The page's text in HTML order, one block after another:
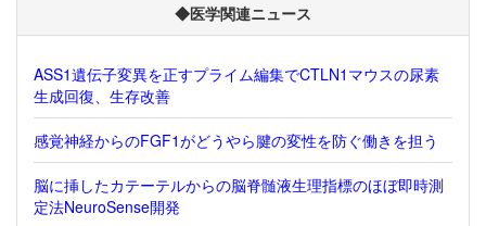
◆医学関連ニュース
ASS1遺伝子変異を正すプライム編集でCTLN1マウスの尿素
生成回復、生存改善
感覚神経からのFGF1がどうやら腱の変性を防ぐ働きを担う
脳に挿したカテーテルからの脳脊髄液生理指標のほぼ即時測
定法NeuroSense開発